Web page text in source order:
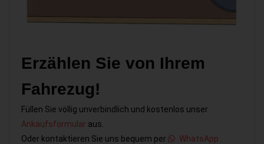
Erzählen Sie von Ihrem
Fahrezug!
Füllen Sie völlig unverbindlich und kostenlos unser
Ankaufsformular aus.
Oder kontaktieren Sie uns bequem per
WhatsApp